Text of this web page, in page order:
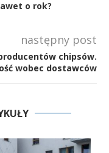
o rok?
następny post
chipsów.
wobec dostawców